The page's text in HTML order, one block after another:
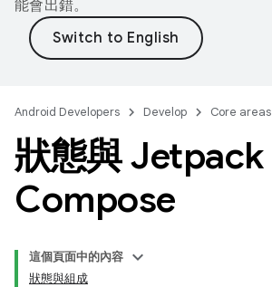
能會出錯。
Android Developers Develop Core areas
狀態與 Jetpack
Compose
這個頁面中的內容
狀態與組成